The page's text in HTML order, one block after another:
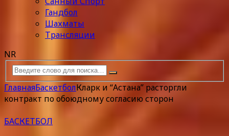
Гандбол
Шахматы
Трансляции
NR
ГлавнаяБаскетболКларк и “Астана” расторгли
контракт по обоюдному согласию сторон
БАСКЕТБОЛ